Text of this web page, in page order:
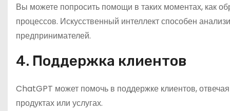
Вы можете попросить помощи в таких моментах, как
процессов. Искусственный интеллект способен
предпринимателей.
4. Поддержка клиентов
ChatGPT может помочь в поддержке клиентов,
продуктах или услугах.